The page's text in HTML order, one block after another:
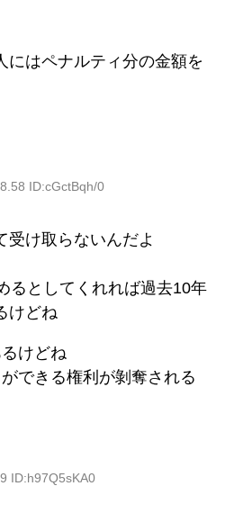
にはペナルティ分の金額を
ID:cGctBqh/0
受け取らないんだよ
るとしてくれれば過去10年
けどね
けどね
できる権利が剝奪される
ID:h97Q5sKA0